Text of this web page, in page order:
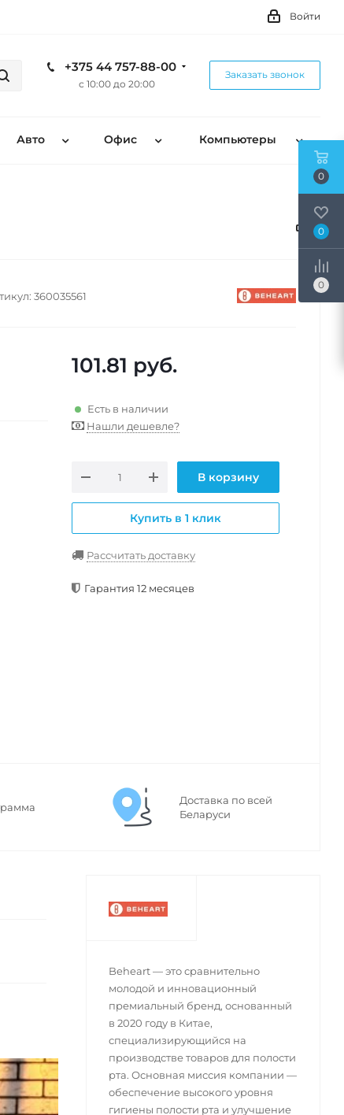
Войти
+375 44 757-88-00
с 10:00 до 20:00
Заказать звонок
Авто Офис Компьютеры
360035561
101.81 руб.
Есть в наличии
Нашли дешевле?
В корзину
Купить в 1 клик
Рассчитать доставку
Гарантия 12 месяцев
Доставка по всей
Беларуси
Beheart — это сравнительно
молодой и инновационный
премиальный бренд, основанный
в 2020 году в Китае,
специализирующийся на
производстве товаров для полости
рта. Основная миссия компании —
обеспечение высокого уровня
гигиены полости рта и улучшение
0
0
0